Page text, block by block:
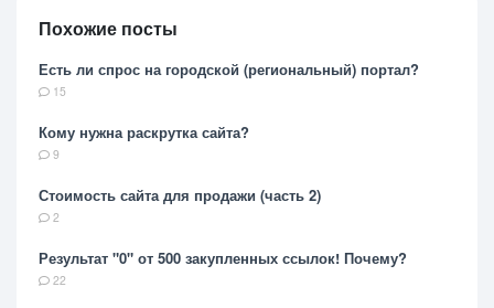
Похожие посты
Есть ли спрос на городской (региональный) портал?
15
Кому нужна раскрутка сайта?
9
Стоимость сайта для продажи (часть 2)
2
Результат "0" от 500 закупленных ссылок! Почему?
22